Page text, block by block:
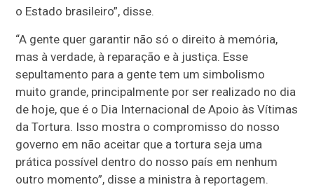
o Estado brasileiro”, disse.
“A gente quer garantir não só o direito à memória,
mas à verdade, à reparação e à justiça. Esse
sepultamento para a gente tem um simbolismo
muito grande, principalmente por ser realizado no dia
de hoje, que é o Dia Internacional de Apoio às Vítimas
da Tortura. Isso mostra o compromisso do nosso
governo em não aceitar que a tortura seja uma
prática possível dentro do nosso país em nenhum
outro momento”, disse a ministra à reportagem.